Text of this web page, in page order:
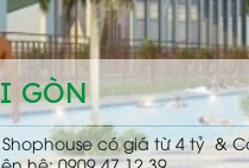
GÒN
có giá từ 4 tỷ &